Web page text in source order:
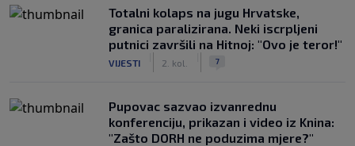
Totalni kolaps na jugu Hrvatske,
granica paralizirana. Neki iscrpljeni
putnici završili na Hitnoj: "Ovo je teror!"
VIJESTI 2. kol. 7
Pupovac sazvao izvanrednu
konferenciju, prikazan i video iz Knina:
"Zašto DORH ne poduzima mjere?"